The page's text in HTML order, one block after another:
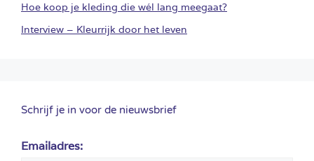
Hoe koop je kleding die wél lang meegaat?
Interview – Kleurrijk door het leven
Schrijf je in voor de nieuwsbrief
Emailadres: